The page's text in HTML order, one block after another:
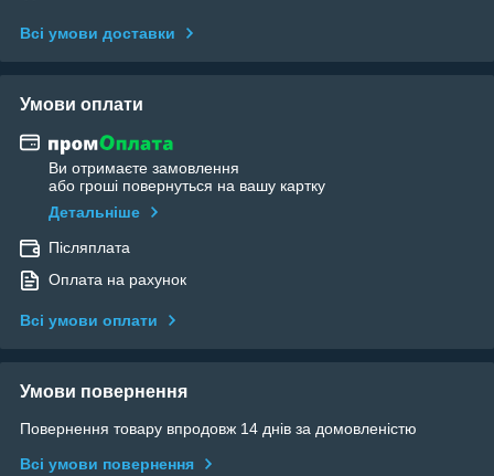
Всі умови доставки
Умови оплати
Ви отримаєте замовлення
або гроші повернуться на вашу картку
Детальніше
Післяплата
Оплата на рахунок
Всі умови оплати
Умови повернення
Повернення товару впродовж 14 днів за домовленістю
Всі умови повернення